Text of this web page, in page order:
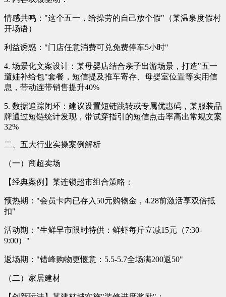
情感共鸣："这个五一，给操劳的自己放个假"（某温泉度假村
开场语）
利益诱惑："门店任意消费可兑免费停车5小时"
4. 场景化文案设计：某母婴店结合亲子出游场景，打造"五一
遛娃补给包"套餐，短信提及推车寄存、母婴室位置等实用信
息，带动连带销售提升40%
5. 数据追踪闭环：建议设置短链跳转或专属优惠码，某服装品
牌通过短链统计发现，带试穿指引的短信点击率高出常规文案
32%
二、五大行业实操案例解析
（一）商超卖场
【经典案例】某连锁超市组合策略：
预热期："会员卡内已存入50元购物金，4.28前激活享双倍抵
扣"
活动期："生鲜早市限时特供：鲜虾每斤立减15元（7:30-
9:00）"
返场期："错峰购物更惬意：5.5-5.7全场满200返50"
（二）家居建材